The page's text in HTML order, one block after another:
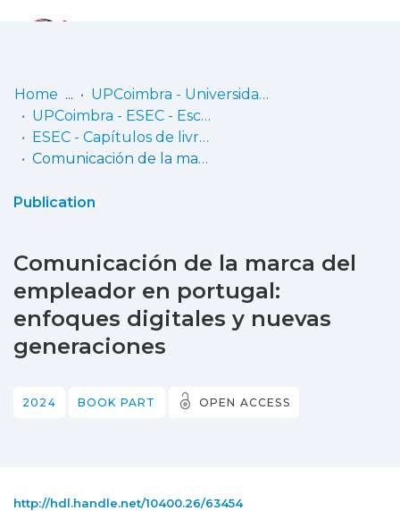
Communities
& Collections
Statistics
Home
UPCoimbra - Universidade Politécnica de Coimbra
UPCoimbra - ESEC - Escola Superior de Educação de Coimbra
ESEC - Capítulos de livros
Comunicación de la marca del empleador en portugal: enfoques digitales y nuevas generaciones
Publication
Comunicación de la marca del
empleador en portugal:
enfoques digitales y nuevas
generaciones
2024 BOOK PART OPEN ACCESS
http://hdl.handle.net/10400.26/63454